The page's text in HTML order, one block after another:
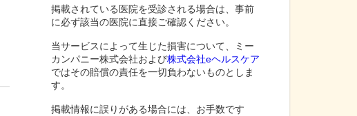
掲載されている医院を受診される場合は、事前
に必ず該当の医院に直接ご確認ください。
当サービスによって生じた損害について、ミー
カンパニー株式会社および株式会社eヘルスケア
ではその賠償の責任を一切負わないものとしま
す。
掲載情報に誤りがある場合には、お手数です